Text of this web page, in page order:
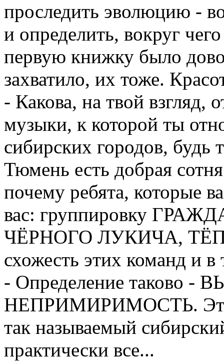
проследить эволюцию -
и определить, вокруг
первую книжку было
захватило, их тоже.
- Какова, на твой взгляд,
музыки, к которой ты
сибирских городов,
Тюмень есть добрая
почему ребята, которые
вас: группировку
ЧЁРНОГО ЛУКИЧА,
схожесть этих команд и
- Определение таково
НЕПРИМИРИМОСТЬ. Эти
так называемый
практически все...